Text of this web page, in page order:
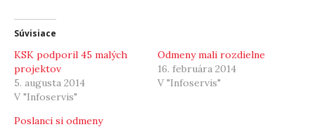
Súvisiace
KSK podporil 45 malých
projektov
5. augusta 2014
V "Infoservis"
Odmeny mali rozdielne
16. februára 2014
V "Infoservis"
Poslanci si odmeny